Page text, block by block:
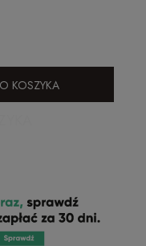
KOSZYKA